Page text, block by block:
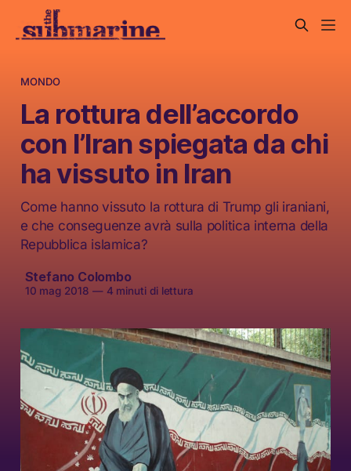
MONDO
La rottura dell’accordo
con l’Iran spiegata da chi
ha vissuto in Iran
Come hanno vissuto la rottura di Trump gli iraniani,
e che conseguenze avrà sulla politica interna della
Repubblica islamica?
Stefano Colombo
10 mag 2018 —4 minuti di lettura